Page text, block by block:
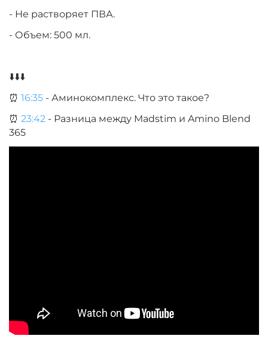
- Не растворяет ПВА.
- Объем: 500 мл.
⬇️⬇️⬇️
⏰ 16:35 - Аминокомплекс. Что это такое?
⏰ 23:42 - Разница между Madstim и Amino Blend
365